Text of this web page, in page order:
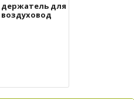
для